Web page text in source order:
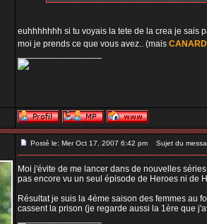
euhhhhhhh si tu voyais la tete de la crea je sais
moi je prends ce que vous avez.. (maisCANARD
_________________
Posté le: Mer Oct 17, 2007 6:42 pm Sujet du
Moi j'évite de me lancer dans de nouvelles
pas encore vu un seul épisode de Heroes ni de
Résultat je suis la 4ème saison des femmes au
cassent la prison (je regarde aussi la 1ère que
_________________